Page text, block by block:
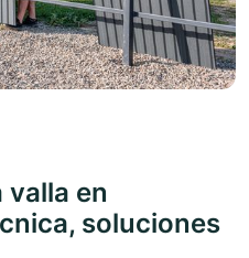
valla en
soluciones